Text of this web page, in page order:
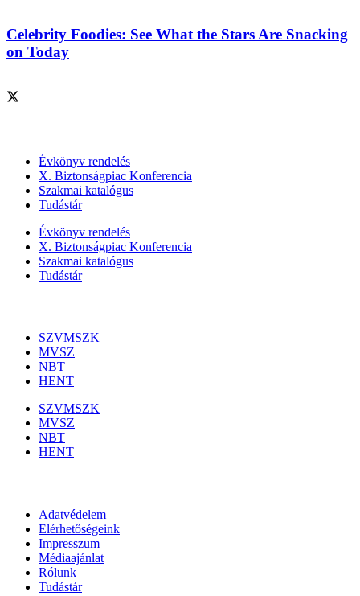
Celebrity Foodies: See What the Stars Are Snacking
on Today
Évkönyv rendelés
X. Biztonságpiac Konferencia
Szakmai katalógus
Tudástár
Évkönyv rendelés
X. Biztonságpiac Konferencia
Szakmai katalógus
Tudástár
SZVMSZK
MVSZ
NBT
HENT
SZVMSZK
MVSZ
NBT
HENT
Adatvédelem
Elérhetőségeink
Impresszum
Médiaajánlat
Rólunk
Tudástár